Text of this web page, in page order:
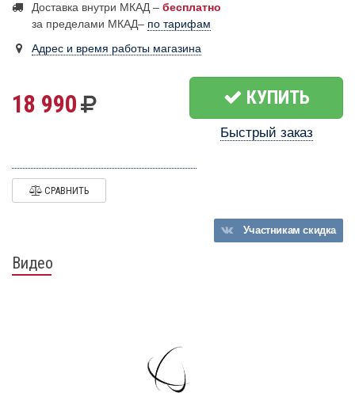
Доставка внутри МКАД – бесплатно
за пределами МКАД– по тарифам
Адрес и время работы магазина
18 990 КУПИТЬ
Быстрый заказ
СРАВНИТЬ
Участникамскидка
Видео